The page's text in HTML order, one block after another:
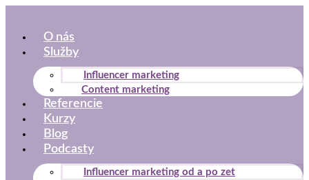
obsah
O nás
Služby
Influencer marketing
Content marketing
Referencie
Kurzy
Blog
Podcasty
Influencer marketing od a po zet